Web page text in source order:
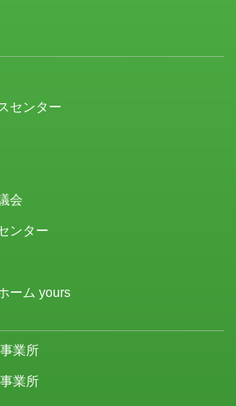
センター
会
ンター
ーム yours
業所
業所